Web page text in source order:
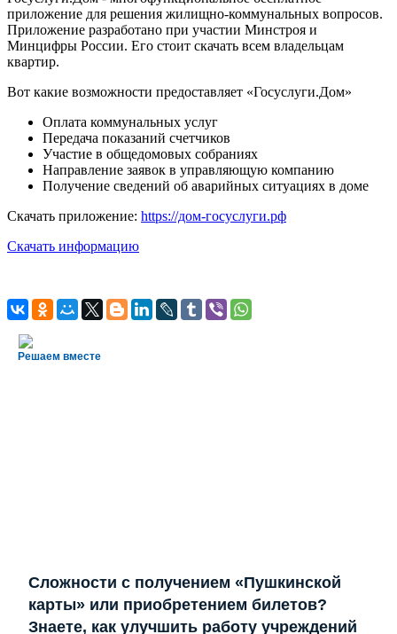
приложение для решения жилищно-коммунальных вопросов.
Приложение разработано при участии Минстроя и
Минцифры России. Его стоит скачать всем владельцам
квартир.
Вот какие возможности предоставляет «Госуслуги.Дом»
Оплата коммунальных услуг
Передача показаний счетчиков
Участие в общедомовых собраниях
Направление заявок в управляющую компанию
Получение сведений об аварийных ситуациях в доме
Скачать приложение: https://дом-госуслуги.рф
Скачать информацию
Решаем вместе
Сложности с получением «Пушкинской
карты» или приобретением билетов?
Знаете, как улучшить работу учреждений